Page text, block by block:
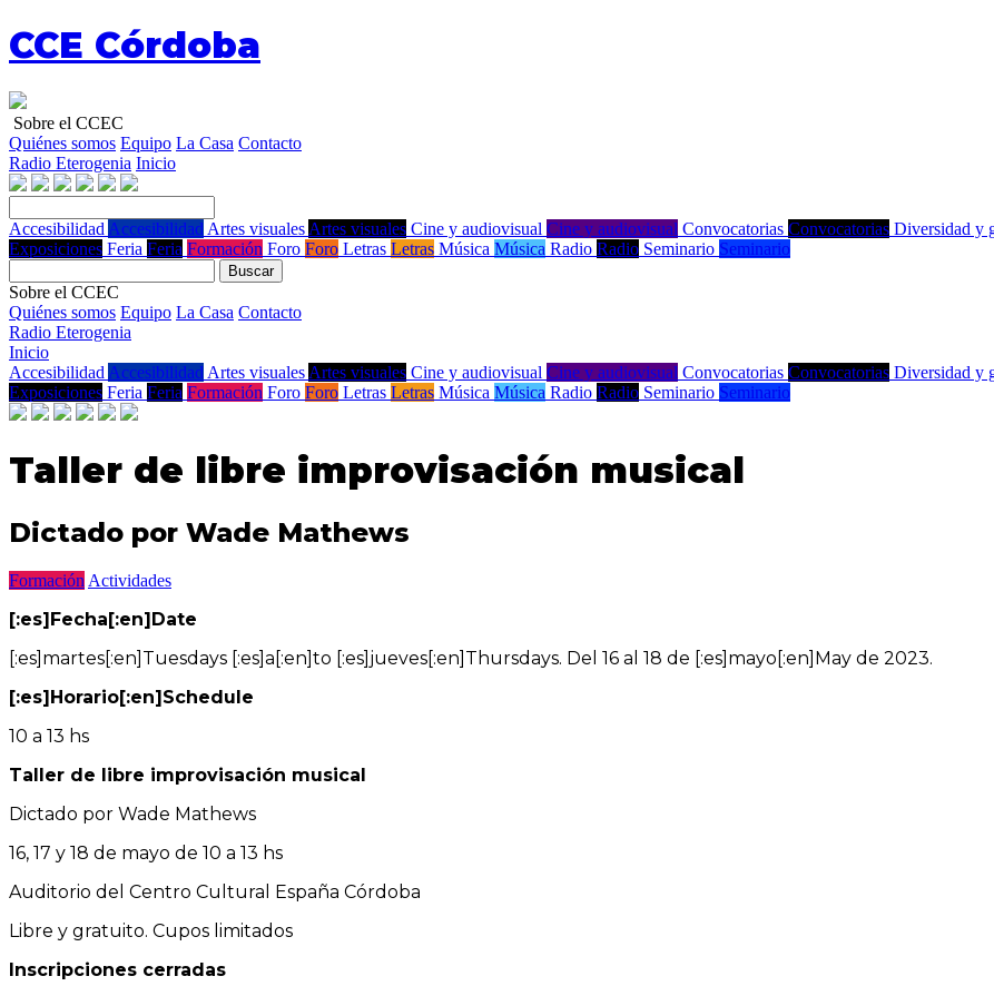
CCE Córdoba
Sobre el CCEC
Quiénes somos Equipo La Casa Contacto
Radio Eterogenia Inicio
Accesibilidad Accesibilidad Artes visuales Artes visuales Cine y audiovisual Cine y audiovisual Convocatorias Convocatorias Diversidad y
Exposiciones Feria Feria Formación Foro Foro Letras Letras Música Música Radio Radio Seminario Seminario
Buscar
Sobre el CCEC
Quiénes somos Equipo La Casa Contacto
Radio Eterogenia
Inicio
Accesibilidad Accesibilidad Artes visuales Artes visuales Cine y audiovisual Cine y audiovisual Convocatorias Convocatorias Diversidad y
Exposiciones Feria Feria Formación Foro Foro Letras Letras Música Música Radio Radio Seminario Seminario
Taller de libre improvisación musical
Dictado por Wade Mathews
Formación Actividades
[:es]Fecha[:en]Date
[:es]martes[:en]Tuesdays [:es]a[:en]to [:es]jueves[:en]Thursdays. Del 16 al 18 de [:es]mayo[:en]May de 2023.
[:es]Horario[:en]Schedule
10 a 13 hs
Taller de libre improvisación musical
Dictado por Wade Mathews
16, 17 y 18 de mayo de 10 a 13 hs
Auditorio del Centro Cultural España Córdoba
Libre y gratuito. Cupos limitados
Inscripciones cerradas